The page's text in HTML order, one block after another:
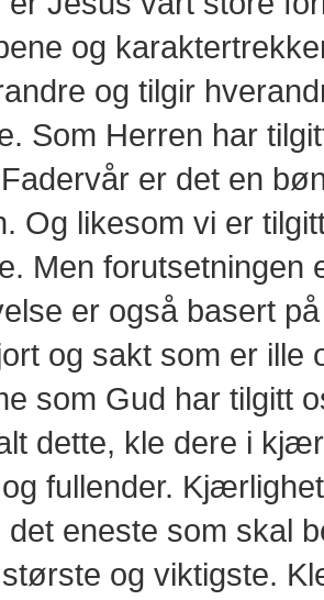
og
og tilgir
Som Herren har
er det en
Og likesom vi er
Men forutsetningen
er også basert
og sakt som er ille
som Gud har tilgitt
dette, kle dere i
fullender.
det eneste som skal
og viktigste.